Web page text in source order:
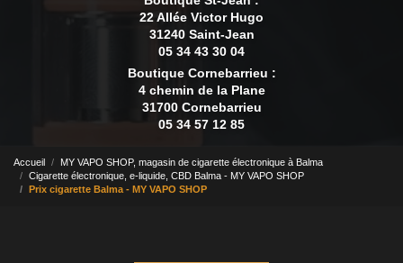
22 Allée Victor Hugo
31240 Saint-Jean
05 34 43 30 04
Boutique Cornebarrieu :
4 chemin de la Plane
31700 Cornebarrieu
05 34 57 12 85
Accueil
MY VAPO SHOP, magasin de cigarette électronique à Balma
Cigarette électronique, e-liquide, CBD Balma - MY VAPO SHOP
Prix cigarette Balma - MY VAPO SHOP